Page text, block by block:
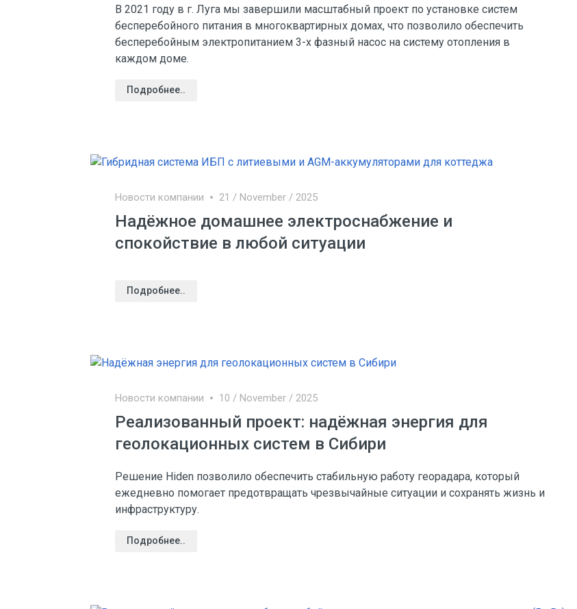
В 2021 году в г. Луга мы завершили масштабный проект по установке систем
бесперебойного питания в многоквартирных домах, что позволило обеспечить
бесперебойным электропитанием 3-х фазный насос на систему отопления в
каждом доме.
Подробнее..
Новости компании
Надёжное домашнее электроснабжение и
спокойствие в любой ситуации
21 / November / 2025
Подробнее..
Новости компании
Реализованный проект: надёжная энергия для
геолокационных систем в Сибири
10 / November / 2025
Решение Hiden позволило обеспечить стабильную работу георадара, который
ежедневно помогает предотвращать чрезвычайные ситуации и сохранять жизнь и
инфраструктуру.
Подробнее..